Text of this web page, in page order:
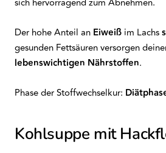
Der hohe Anteil an Eiweiß im Lachs
gesunden Fettsäuren versorgen
lebenswichtigen Nährstoffen.
Phase der Stoffwechselkur:
Kohlsuppe mit